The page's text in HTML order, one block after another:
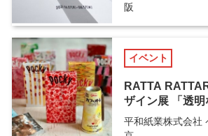
阪
イベント
RATTA
ザイン展 「透明
平和紙業株式会社